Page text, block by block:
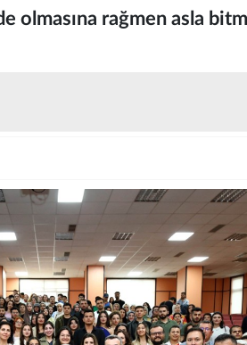
olmasına rağmen asla